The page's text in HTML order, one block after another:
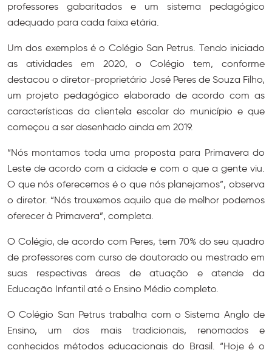
professores gabaritados e um sistema pedagógico
adequado para cada faixa etária.
Um dos exemplos é o Colégio San Petrus. Tendo iniciado
as atividades em 2020, o Colégio tem, conforme
destacou o diretor-proprietário José Peres de Souza Filho,
um projeto pedagógico elaborado de acordo com as
características da clientela escolar do município e que
começou a ser desenhado ainda em 2019.
“Nós montamos toda uma proposta para Primavera do
Leste de acordo com a cidade e com o que a gente viu.
O que nós oferecemos é o que nós planejamos”, observa
o diretor. “Nós trouxemos aquilo que de melhor podemos
oferecer à Primavera”, completa.
O Colégio, de acordo com Peres, tem 70% do seu quadro
de professores com curso de doutorado ou mestrado em
suas respectivas áreas de atuação e atende da
Educação Infantil até o Ensino Médio completo.
O Colégio San Petrus trabalha com o Sistema Anglo de
Ensino, um dos mais tradicionais, renomados e
conhecidos métodos educacionais do Brasil. “Hoje é o